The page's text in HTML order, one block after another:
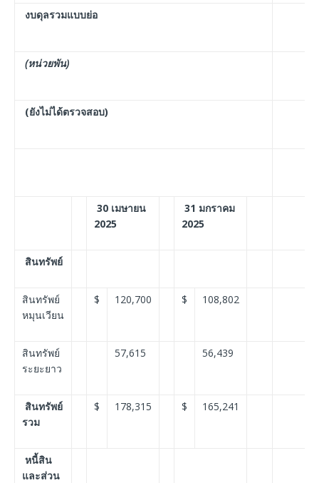
งบดุลรวมแบบย่อ
(หน่วยพัน)
(ยังไม่ได้ตรวจสอบ)
30 เมษายน
2025
31 มกราคม
2025
สินทรัพย์
สินทรัพย์
หมุนเวียน
$ 120,700 $ 108,802
สินทรัพย์
ระยะยาว
57,615 56,439
สินทรัพย์
รวม
$ 178,315 $ 165,241
หนี้สิน
และส่วน